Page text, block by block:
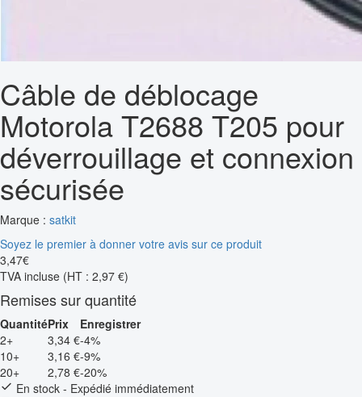
Câble de déblocage
Motorola T2688 T205 pour
déverrouillage et connexion
sécurisée
Marque : satkit
Soyez le premier à donner votre avis sur ce produit
3,47€
TVA incluse (HT : 2,97 €)
Remises sur quantité
QuantitéPrix
Enregistrer
2+
3,34 €-4%
10+
3,16 €-9%
20+
2,78 €-20%
En stock - Expédié immédiatement